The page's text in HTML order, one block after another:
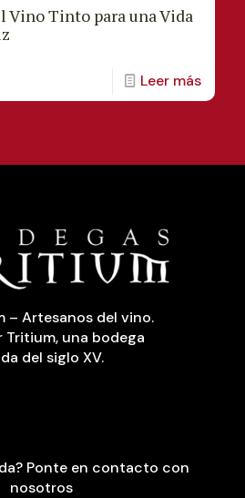
Vino Tinto para una Vida
Leer más
– Artesanos del vino.
Tritium, una bodega
del siglo XV.
Ponte en contacto con
nosotros